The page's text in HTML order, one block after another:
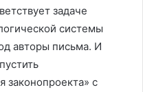
задаче
системы
авторы письма. И
законопроекта» с